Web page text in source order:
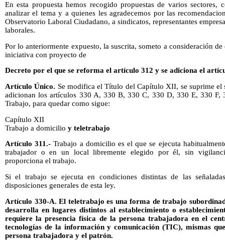
En esta propuesta hemos recogido propuestas de varios sectores,
analizar el tema y a quienes les agradecemos por las
Observatorio Laboral Ciudadano, a sindicatos, representantes
laborales.
Por lo anteriormente expuesto, la suscrita, someto a consideración
iniciativa con proyecto de
Decreto por el que se reforma el artículo 312 y se adiciona el
Artículo Único. Se modifica el Título del Capítulo XII, se suprime
adicionan los artículos 330 A, 330 B, 330 C, 330 D, 330 E, 330
Trabajo, para quedar como sigue:
Capítulo XII
Trabajo a domicilio y teletrabajo
Artículo 311.-Trabajo a domicilio es el que se ejecuta
trabajador o en un local libremente elegido por él, sin
proporciona el trabajo.
Si el trabajo se ejecuta en condiciones distintas de las
disposiciones generales de esta ley.
Artículo 330-A. El teletrabajo es una forma de trabajo
desarrolla en lugares distintos al establecimiento o
requiere la presencia física de la persona trabajadora en el
tecnologías de la información y comunicación (TIC), mismas
persona trabajadora y el patrón.